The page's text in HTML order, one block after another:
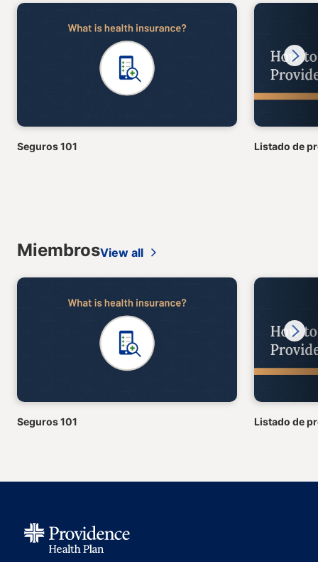
Seguros 101 Listado de
Next
MiembrosView all
Seguros 101 Listado de
Next